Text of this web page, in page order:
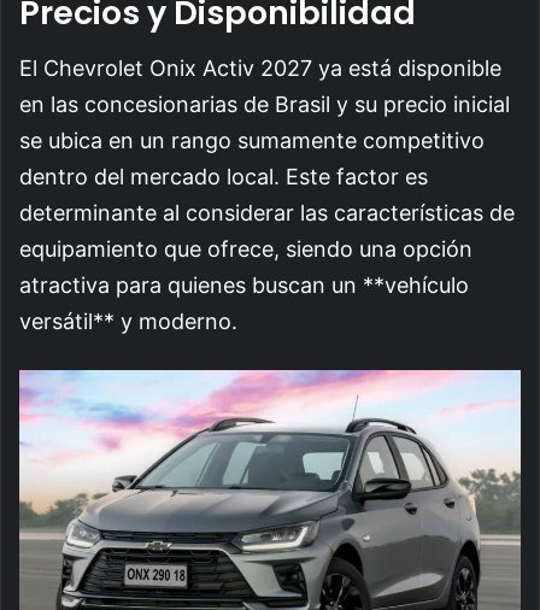
Precios y Disponibilidad
El Chevrolet Onix Activ 2027 ya está disponible
en las concesionarias de Brasil y su precio inicial
se ubica en un rango sumamente competitivo
dentro del mercado local. Este factor es
determinante al considerar las características de
equipamiento que ofrece, siendo una opción
atractiva para quienes buscan un **vehículo
versátil** y moderno.